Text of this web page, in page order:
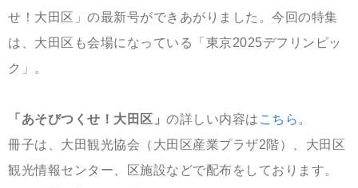
せ！大田区」の最新号ができあがりました。今回の特集
は、大田区も会場になっている「東京2025デフリンピッ
ク」。
「あそびつくせ！大田区」 の詳しい内容は こちら。
冊子は、大田観光協会（大田区産業プラザ2階）、大田区
観光情報センター、区施設などで配布をしております。